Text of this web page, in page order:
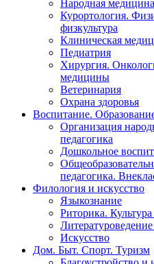
Народная
Курортология.
физкультура
Клиническая
Педиатрия
Хирургия.
медицины
Ветеринария
Охрана здоровья
Воспитание.
Организация
педагогика
Дошкольное
педагогика.
Филология и искусство
Языкознание
Риторика. Культура
Искусство
Дом. Быт. Спорт. Туризм